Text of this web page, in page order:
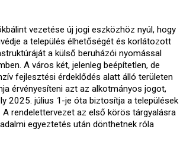
vezetése új jogi eszközhöz nyúl, hogy
a település élhetőségét és korlátozott
a külső beruházói nyomással
A város két, jelenleg beépítetlen, de
fejlesztési érdeklődés alatt álló területen
érvényesíteni azt az alkotmányos jogot,
2025. július 1-je óta biztosítja a települések
rendelettervezet az első körös tárgyalásra
egyeztetés után dönthetnek róla